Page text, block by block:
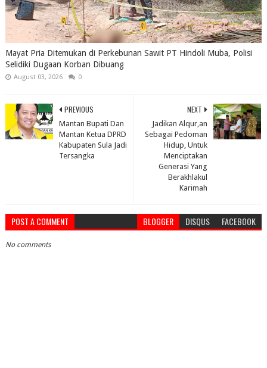
Mayat Pria Ditemukan di Perkebunan Sawit PT Hindoli Muba, Polisi
Selidiki Dugaan Korban Dibuang
August 03, 2026 0
NEXT
Jadikan Alqur,an
Sebagai Pedoman
Hidup, Untuk
Menciptakan
Generasi Yang
Berakhlakul
Karimah
PREVIOUS
Mantan Bupati Dan
Mantan Ketua DPRD
Kabupaten Sula Jadi
Tersangka
POST A COMMENT BLOGGER DISQUS FACEBOOK
No comments